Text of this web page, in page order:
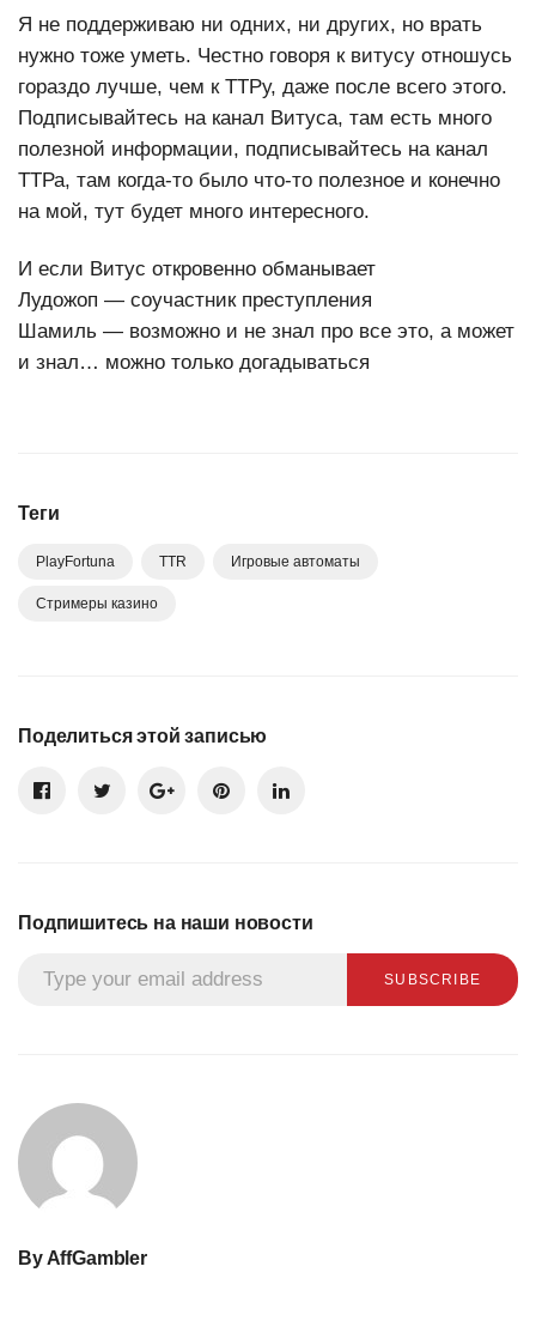
Я не поддерживаю ни одних, ни других, но врать
нужно тоже уметь. Честно говоря к витусу отношусь
гораздо лучше, чем к ТТРу, даже после всего этого.
Подписывайтесь на канал Витуса, там есть много
полезной информации, подписывайтесь на канал
ТТРа, там когда-то было что-то полезное и конечно
на мой, тут будет много интересного.
И если Витус откровенно обманывает
Лудожоп — соучастник преступления
Шамиль — возможно и не знал про все это, а может
и знал… можно только догадываться
Теги
PlayFortuna TTR Игровые автоматы
Стримеры казино
Поделиться этой записью
Подпишитесь на наши новости
SUBSCRIBE
By AffGambler